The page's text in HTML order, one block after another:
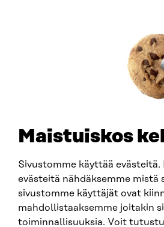
Maistuiskos
Sivustomme käyttää evästeitä.
evästeitä nähdäksemme mistä
sivustomme käyttäjät ovat
mahdollistaaksemme joitakin
toiminnallisuuksia. Voit
SITRA SOSIAALISESSA MEDIASSA
LinkedIn
Instagram